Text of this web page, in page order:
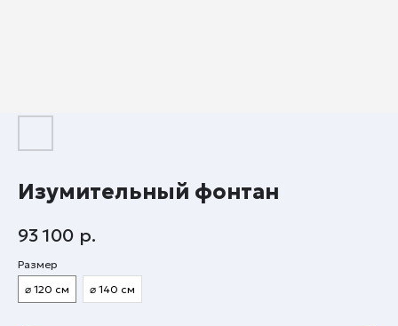
Изумительный фонтан
93 100 р.
Размер
⌀ 120 см
⌀ 140 см